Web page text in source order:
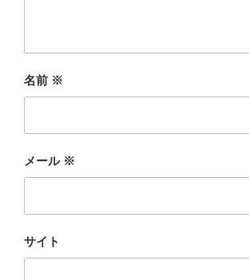
名前 ※
メール ※
サイト